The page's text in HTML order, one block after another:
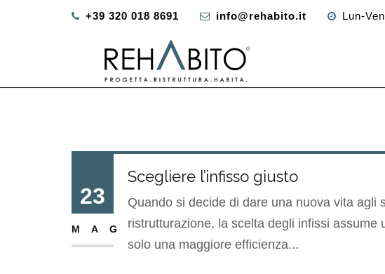
+39 320 018 8691 info@rehabito.it Lun-Ven
23
MAG
Scegliere l’infisso giusto
Quando si decide di dare una nuova vita agli
ristrutturazione, la scelta degli infissi assume
solo una maggiore efficienza...